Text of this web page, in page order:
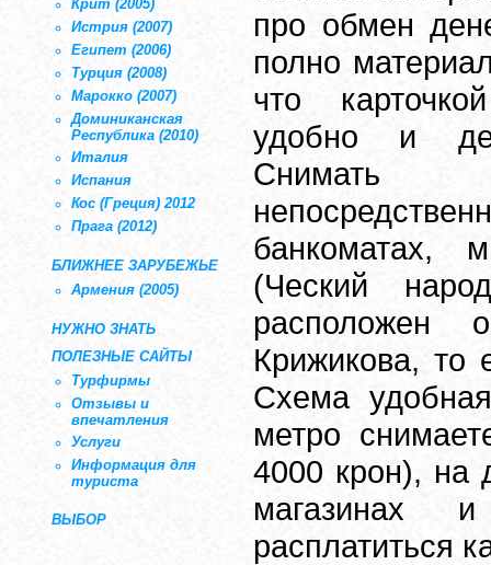
Крит (2005)
Истрия (2007)
Египет (2006)
Турция (2008)
Марокко (2007)
Доминиканская
Республика (2010)
Италия
Испания
Кос (Греция) 2012
Прага (2012)
БЛИЖНЕЕ ЗАРУБЕЖЬЕ
Армения (2005)
НУЖНО ЗНАТЬ
ПОЛЕЗНЫЕ САЙТЫ
Турфирмы
Отзывы и
впечатления
Услуги
Информация для
туриста
ВЫБОР
про обмен
полно
что
удобно и
Снимать
(Ческий
расположен
Крижикова, то
Схема
метро
4000 крон), на
магазинах
расплатиться